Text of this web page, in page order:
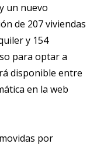
un nuevo
de 207 viviendas
y 154
para optar a
disponible entre
en la web
por